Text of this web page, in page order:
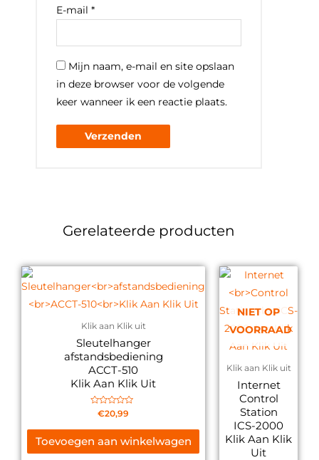
E-mail*
Mijn naam, e-mail en site opslaan
in deze browser voor de volgende
keer wanneer ik een reactie plaats.
Gerelateerde producten
Klik aan Klik uit
Sleutelhanger
afstandsbediening
ACCT-510
Klik Aan Klik Uit
Gewaardeerd
€20,99
Toevoegen aan winkelwagen
NIET OP
VOORRAAD
Klik aan Klik uit
Internet
Control
Station
ICS-2000
Klik Aan Klik
Uit